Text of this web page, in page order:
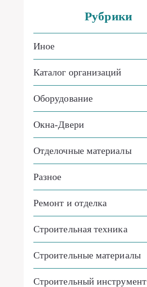
Рубрики
Иное
Каталог организаций
Оборудование
Окна-Двери
Отделочные материалы
Разное
Ремонт и отделка
Строительная техника
Строительные материалы
Строительный инструмент